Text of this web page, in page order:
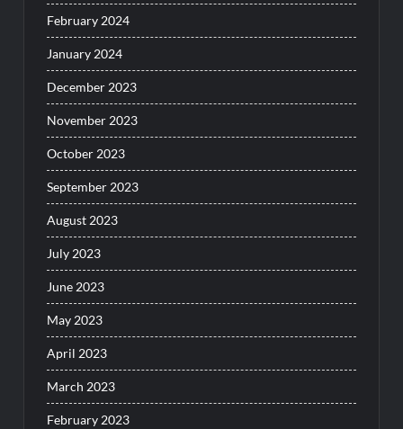
February 2024
January 2024
December 2023
November 2023
October 2023
September 2023
August 2023
July 2023
June 2023
May 2023
April 2023
March 2023
February 2023